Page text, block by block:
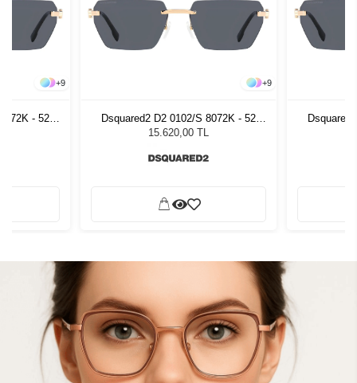
+9
- 52
+9
Dsquared2 D2 0102/S 8072K - 52
Kadın Güneş Gözlüğü
15.620,00 TL